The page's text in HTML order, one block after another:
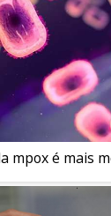
mpox é mais